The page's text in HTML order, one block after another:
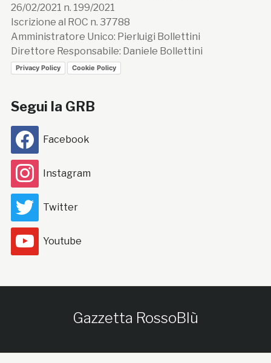
26/02/2021 n. 199/2021
Iscrizione al ROC n. 37788
Amministratore Unico: Pierluigi Bollettini
Direttore Responsabile: Daniele Bollettini
Privacy Policy Cookie Policy
Segui la GRB
Facebook
Instagram
Twitter
Youtube
Gazzetta RossoBlù